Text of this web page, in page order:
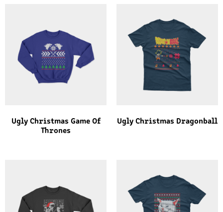
Ugly Christmas Game Of
Thrones
Ugly Christmas Dragonball